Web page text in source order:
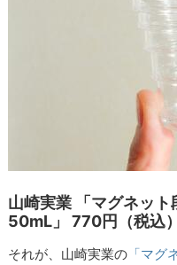
山崎実業 「マグネッ
50mL」 770円（税込）
それが、山崎実業の 「マ